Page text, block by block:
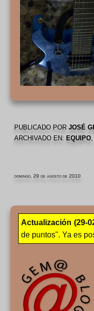
PUBLICADO PORJOSÉ
ARCHIVADO EN:EQUIPO
domingo, 29 de agosto de 2010
Actualización (29-
de puntos". Ya es